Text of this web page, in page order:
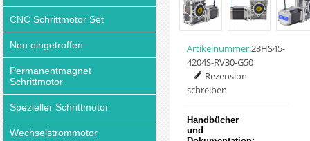
CNC Schrittmotor Set
Neu eingetroffen
Permanentmagnet
Schrittmotor
Spezieller Schrittmotor
Wechselstrommotor
Artikelnummer:23HS45-
4204S-RV30-G50
Rezension
schreiben
Handbücher
und